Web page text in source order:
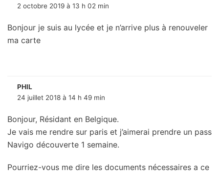
2 octobre 2019 à 13 h 02 min
Bonjour je suis au lycée et je n’arrive plus à renouveler
ma carte
PHIL
24 juillet 2018 à 14 h 49 min
Bonjour, Résidant en Belgique.
Je vais me rendre sur paris et j’aimerai prendre un pass
Navigo découverte 1 semaine.
Pourriez-vous me dire les documents nécessaires a ce